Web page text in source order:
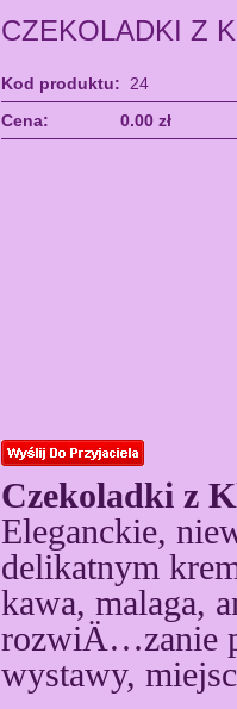
CZEKOLADKI Z
Kod produktu: 24
Cena:
0.00 zł
Czekoladki z
Eleganckie,
delikatnym
kawa, malaga,
rozwiÄ…zanie
wystawy,